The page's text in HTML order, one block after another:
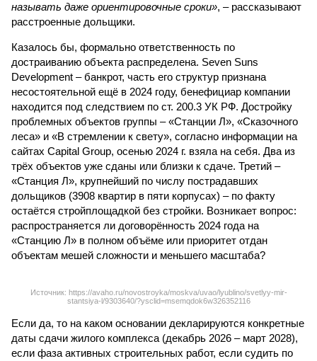
называть даже ориентировочные сроки», – рассказывают
расстроенные дольщики.
Казалось бы, формально ответственность по
достраиванию объекта распределена. Seven Suns
Development – банкрот, часть его структур признана
несостоятельной ещё в 2024 году, бенефициар компании
находится под следствием по ст. 200.3 УК РФ. Достройку
проблемных объектов группы – «Станции Л», «Сказочного
леса» и «В стремлении к свету», согласно информации на
сайтах Capital Group, осенью 2024 г. взяла на себя. Два из
трёх объектов уже сданы или близки к сдаче. Третий –
«Станция Л», крупнейший по числу пострадавших
дольщиков (3908 квартир в пяти корпусах) – по факту
остаётся стройплощадкой без стройки. Возникает вопрос:
распространяется ли договорённость 2024 года на
«Станцию Л» в полном объёме или приоритет отдан
объектам мешей сложности и меньшего масштаба?
Источник: https://avaho.ru/novostroyka/moskva/uvao/lyublino/svetlyy-mir-
stantsiya-l/9303640/?ysclid=msemqdok6w326352116
Если да, то на каком основании декларируются конкретные
даты сдачи жилого комплекса (декабрь 2026 – март 2028),
если фаза активных строительных работ, если судить по